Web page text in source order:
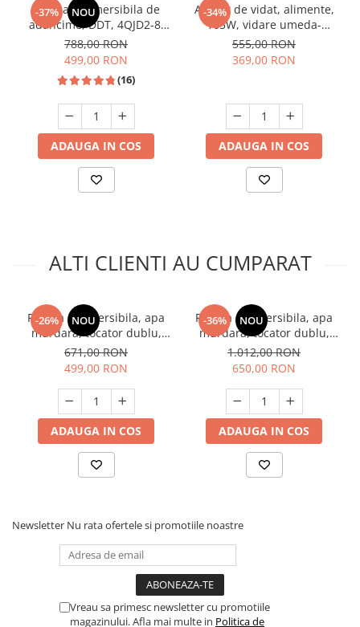
-37% NOU
Pompa submersibila de
adancime, DDT, 4QJD2-8,
1500 W, 8 turbine, Inox,
cablu 25m
788,00 RON
499,00 RON
(16)
ADAUGA IN COS
-34%
Aparat de vidat, alimente,
165W, vidare umeda-
uscata, dubla sigilare,
Heinner HAV-165BKSS
555,00 RON
369,00 RON
ADAUGA IN COS
ALTI CLIENTI AU CUMPARAT
-26% NOU
Pompa submersibila, apa
murdara, tocator dublu,
370W, max 8 m³/h, INOX,
DDT V370T
671,00 RON
499,00 RON
ADAUGA IN COS
-36% NOU
Pompa submersibila, apa
murdara, tocator dublu,
1500W, max 20m³/h, INOX,
DDT V1500T
1.012,00 RON
650,00 RON
ADAUGA IN COS
Newsletter Nu rata ofertele si promotiile noastre
Vreau sa primesc newsletter cu promotiile
magazinului. Afla mai multe in Politica de